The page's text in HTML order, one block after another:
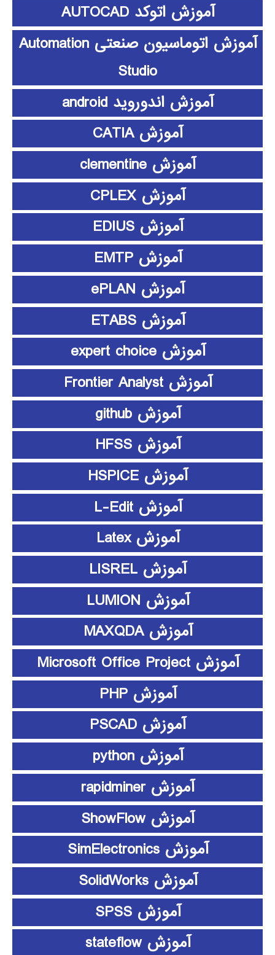
آموزش اتوکد AUTOCAD
آموزش اتوماسیون صنعتی Automation
Studio
آموزش اندوروید android
آموزش CATIA
آموزش clementine
آموزش CPLEX
آموزش EDIUS
آموزش EMTP
آموزش ePLAN
آموزش ETABS
آموزش expert choice
آموزش Frontier Analyst
آموزش github
آموزش HFSS
آموزش HSPICE
آموزش L-Edit
آموزش Latex
آموزش LISREL
آموزش LUMION
آموزش MAXQDA
آموزش Microsoft Office Project
آموزش PHP
آموزش PSCAD
آموزش python
آموزش rapidminer
آموزش ShowFlow
آموزش SimElectronics
آموزش SolidWorks
آموزش SPSS
آموزش stateflow